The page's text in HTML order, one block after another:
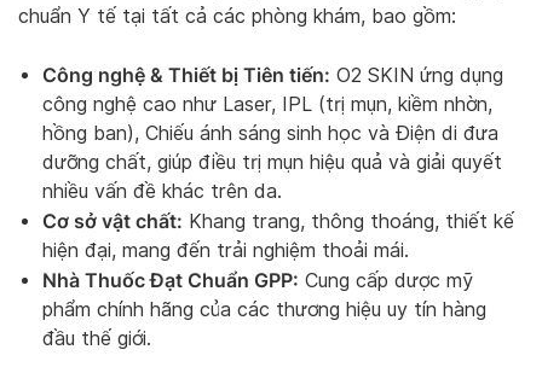
chuẩn Y tế tại tất cả các phòng khám, bao gồm:
Công nghệ & Thiết bị Tiên tiến: O2 SKIN ứng dụng
công nghệ cao như Laser, IPL (trị mụn, kiềm nhờn,
hồng ban), Chiếu ánh sáng sinh học và Điện di đưa
dưỡng chất, giúp điều trị mụn hiệu quả và giải quyết
nhiều vấn đề khác trên da.
Cơ sở vật chất: Khang trang, thông thoáng, thiết kế
hiện đại, mang đến trải nghiệm thoải mái.
Nhà Thuốc Đạt Chuẩn GPP: Cung cấp dược mỹ
phẩm chính hãng của các thương hiệu uy tín hàng
đầu thế giới.